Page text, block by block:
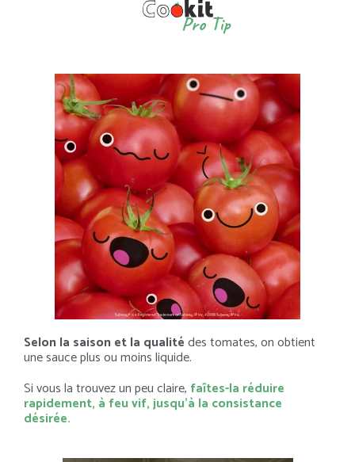
Pro Tip
Selon la saison et la qualitédes tomates, on obtient
une sauce plus ou moins liquide.
Si vous la trouvez un peu claire, faîtes-la réduire
rapidement, à feu vif, jusqu’à la consistance
désirée.